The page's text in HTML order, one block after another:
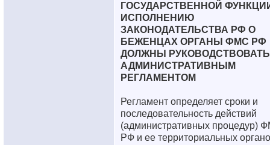
ГОСУДАРСТВЕННОЙ
ИСПОЛНЕНИЮ
ЗАКОНОДАТЕЛЬСТВА РФ О
БЕЖЕНЦАХ ОРГАНЫ ФМС РФ
ДОЛЖНЫ
АДМИНИСТРАТИВНЫМ
РЕГЛАМЕНТОМ
Регламент определяет сроки и
последовательность действий
(административных процедур)
РФ и ее территориальных